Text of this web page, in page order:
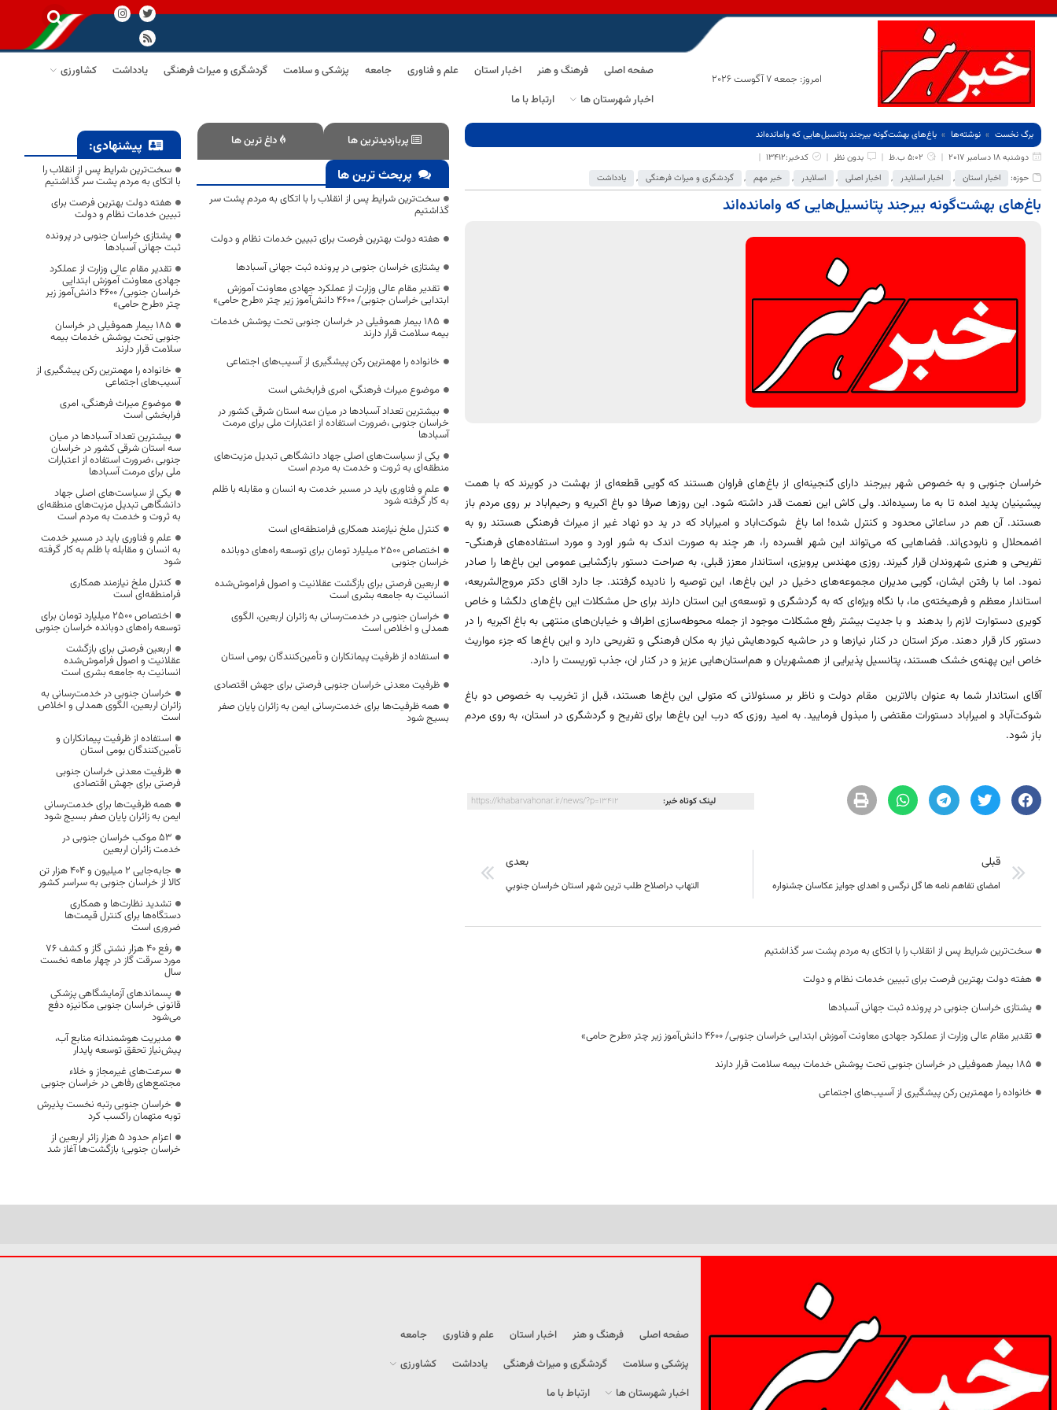
امروز: جمعه 7 آگوست 2026
صفحه اصلی فرهنگ و هنر اخبار استان علم و فناوری جامعه پزشکی و سلامت گردشگری و میراث فرهنگی یادداشت
کشاورزی
اخبار شهرستان ها
ارتباط با ما
برگ نخست نوشته‌ها
باغ‌های بهشت‌گونه بیرجند پتانسیل‌هایی که وامانده‌اند
دوشنبه 18 دسامبر 2017
5:02 ب.ظ بدون نظر
کدخبر:13412
حوزه:
اخبار استان , اخبار اسلایدر , اخبار اصلی , اسلایدر , خبر مهم , گردشگری و میراث فرهنگی , یادداشت
باغ‌های بهشت‌گونه بیرجند پتانسیل‌هایی که وامانده‌اند
خراسان جنوبی و به خصوص شهر بیرجند دارای گنجینه‌ای از باغ‌های فراوان هستند که گویی قطعه‌ای از بهشت در کویرند که با همت
پیشینیان پدید امده‌ تا به ما رسیده‌اند. ولی کاش این نعمت قدر داشته شود. این روزها صرفا دو باغ اکبریه و رحیم‌اباد بر روی مردم باز
هستند. آن هم در ساعاتی محدود و کنترل شده! اما باغ شوکت‌اباد و امیراباد که در ید دو نهاد غیر از میراث فرهنگی هستند رو به
اضمحلال و نابودی‌اند. فضاهایی که می‌تواند این شهر افسرده را، هر چند به صورت اندک به شور اورد و مورد استفاده‌های فرهنگی-
تفریحی و هنری شهروندان قرار گیرند. روزی مهندس پرویزی، استاندار معزز قبلی، به صراحت دستور بازگشایی عمومی این باغ‌ها را صادر
نمود. اما با رفتن ایشان، گویی مدیران مجموعه‌های دخیل در این باغ‌ها، این توصیه را نادیده گرفتند. جا دارد اقای دکتر مروج‌الشریعه،
استاندار معظم و فرهیخته‌ی ما، با نگاه ویژه‌ای که به گردشگری و توسعه‌ی این استان دارند برای حل مشکلات این باغ‌های دلگشا و خاص
کویری دستوارت لازم را بدهند و با جدیت بیشتر رفع مشکلات موجود از جمله محوطه‌سازی اطراف و خیابان‌های منتهی به باغ اکبریه را در
دستور کار قرار دهند. مرکز استان در کنار نیازها و در حاشیه کبودهایش نیاز به مکان فرهنگی و تفریحی دارد و این باغ‌ها که جزء مواریث
خاص این پهنه‌ی خشک هستند، پتانسیل پذیرایی از همشهریان و هم‌استان‌هایی عزیز و در کنار ان، جذب توریست را دارد.
آقای استاندار شما به عنوان بالاترین مقام دولت و ناظر بر مسئولانی که متولی این باغ‌ها هستند، قبل از تخریب به خصوص دو باغ
شوکت‌آباد و امیراباد دستورات مقتضی را مبذول فرمایید. به امید روزی که درب این باغ‌ها برای تفریح و گردشگری در استان، به روی مردم
باز شود.
لینک کوتاه خبر: https://khabarvahonar.ir/news/?p=13412
قبلی
امضای تفاهم نامه ها گل نرگس و اهدای جوایز عکاسان جشنواره
بعدی
التهاب دراصلاح طلب ترين شهر استان خراسان جنوبي
سخت‌ترین شرایط پس از انقلاب را با اتکای به مردم پشت سر گذاشتیم
هفته دولت بهترین فرصت برای تبیین خدمات نظام و دولت
یشتازی خراسان جنوبی در پرونده ثبت جهانی آسبادها
تقدیر مقام عالی وزارت از عملکرد جهادی معاونت آموزش ابتدایی خراسان جنوبی/ ۴۶۰۰ دانش‌آموز زیر چتر «طرح حامی»
۱۸۵ بیمار هموفیلی در خراسان جنوبی تحت پوشش خدمات بیمه سلامت قرار دارند
خانواده را مهمترین رکن پیشگیری از آسیب‌های اجتماعی
پربازدیدترین ها داغ ترین ها
پربحث ترین ها
سخت‌ترین شرایط پس از انقلاب را با اتکای به مردم پشت سر
گذاشتیم
هفته دولت بهترین فرصت برای تبیین خدمات نظام و دولت
یشتازی خراسان جنوبی در پرونده ثبت جهانی آسبادها
تقدیر مقام عالی وزارت از عملکرد جهادی معاونت آموزش
ابتدایی خراسان جنوبی/ ۴۶۰۰ دانش‌آموز زیر چتر «طرح حامی»
۱۸۵ بیمار هموفیلی در خراسان جنوبی تحت پوشش خدمات
بیمه سلامت قرار دارند
خانواده را مهمترین رکن پیشگیری از آسیب‌های اجتماعی
موضوع میراث فرهنگی، امری فرابخشی است
بیشترین تعداد آسبادها در میان سه استان شرقی کشور در
خراسان جنوبی ،ضرورت استفاده از اعتبارات ملی برای مرمت
آسبادها
یکی از سیاست‌های اصلی جهاد دانشگاهی تبدیل مزیت‌های
منطقه‌ای به ثروت و خدمت به مردم است
علم و فناوری باید در مسیر خدمت به انسان و مقابله با ظلم
به کار گرفته شود
کنترل ملخ نیازمند همکاری فرامنطقه‌ای است
اختصاص 2500 میلیارد تومان برای توسعه راه‌های دوبانده
خراسان جنوبی
اربعین فرصتی برای بازگشت عقلانیت و اصول فراموش‌شده
انسانیت به جامعه بشری است
خراسان جنوبی در خدمت‌رسانی به زائران اربعین، الگوی
همدلی و اخلاص است
استفاده از ظرفیت پیمانکاران و تأمین‌کنندگان بومی استان
ظرفیت معدنی خراسان جنوبی فرصتی برای جهش اقتصادی
همه ظرفیت‌ها برای خدمت‌رسانی ایمن به زائران پایان صفر
بسیج شود
پیشنهادی:
سخت‌ترین شرایط پس از انقلاب را
با اتکای به مردم پشت سر گذاشتیم
هفته دولت بهترین فرصت برای
تبیین خدمات نظام و دولت
یشتازی خراسان جنوبی در پرونده
ثبت جهانی آسبادها
تقدیر مقام عالی وزارت از عملکرد
جهادی معاونت آموزش ابتدایی
خراسان جنوبی/ ۴۶۰۰ دانش‌آموز زیر
چتر «طرح حامی»
۱۸۵ بیمار هموفیلی در خراسان
جنوبی تحت پوشش خدمات بیمه
سلامت قرار دارند
خانواده را مهمترین رکن پیشگیری از
آسیب‌های اجتماعی
موضوع میراث فرهنگی، امری
فرابخشی است
بیشترین تعداد آسبادها در میان
سه استان شرقی کشور در خراسان
جنوبی ،ضرورت استفاده از اعتبارات
ملی برای مرمت آسبادها
یکی از سیاست‌های اصلی جهاد
دانشگاهی تبدیل مزیت‌های منطقه‌ای
به ثروت و خدمت به مردم است
علم و فناوری باید در مسیر خدمت
به انسان و مقابله با ظلم به کار گرفته
شود
کنترل ملخ نیازمند همکاری
فرامنطقه‌ای است
اختصاص 2500 میلیارد تومان برای
توسعه راه‌های دوبانده خراسان جنوبی
اربعین فرصتی برای بازگشت
عقلانیت و اصول فراموش‌شده
انسانیت به جامعه بشری است
خراسان جنوبی در خدمت‌رسانی به
زائران اربعین، الگوی همدلی و اخلاص
است
استفاده از ظرفیت پیمانکاران و
تأمین‌کنندگان بومی استان
ظرفیت معدنی خراسان جنوبی
فرصتی برای جهش اقتصادی
همه ظرفیت‌ها برای خدمت‌رسانی
ایمن به زائران پایان صفر بسیج شود
53 موکب خراسان جنوبی در
خدمت زائران اربعین
جابه‌جایی 2 میلیون و 404 هزار تن
کالا از خراسان جنوبی به سراسر کشور
تشدید نظارت‌ها و همکاری
دستگاه‌ها برای کنترل قیمت‌ها
ضروری است
رفع 40 هزار نشتی گاز و کشف 76
مورد سرقت گاز در چهار ماهه نخست
سال
پسماندهای آزمایشگاهی پزشکی
قانونی خراسان جنوبی مکانیزه دفع
می‌شود
مدیریت هوشمندانه منابع آب،
پیش‌نیاز تحقق توسعه پایدار
سرعت‌های غیرمجاز و خلاء
مجتمع‌های رفاهی در خراسان جنوبی
خراسان جنوبی رتبه نخست پذیرش
توبه متهمان راکسب کرد
اعزام حدود 5 هزار زائر اربعین از
خراسان جنوبی؛ بازگشت‌ها آغاز شد
صفحه اصلی فرهنگ و هنر اخبار استان علم و فناوری
جامعه
پزشکی و سلامت
گردشگری و میراث فرهنگی یادداشت
کشاورزی
اخبار شهرستان ها
ارتباط با ما